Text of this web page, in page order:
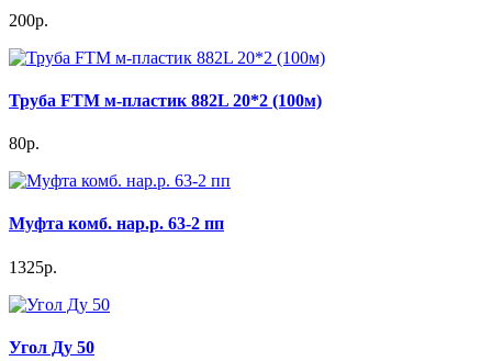
200р.
Труба FTM м-пластик 882L 20*2 (100м)
80р.
Муфта комб. нар.р. 63-2 пп
1325р.
Угол Ду 50